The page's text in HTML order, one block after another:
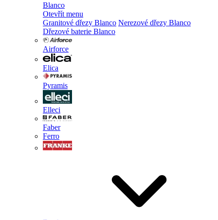
Blanco
Otevřít menu
Granitové dřezy Blanco Nerezové dřezy Blanco
Dřezové baterie Blanco
Airforce
Elica
Pyramis
Elleci
Faber
Ferro